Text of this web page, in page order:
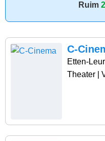
Ruim
C-
Etten-Leur
Theater |